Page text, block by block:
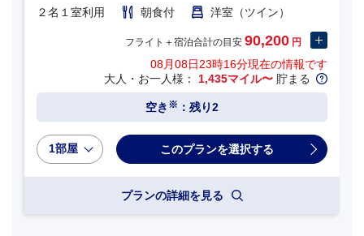
２名１室利用 朝食付 洋室（ツイン）
フライト＋宿泊合計の目安 90,200 円
08月08日23時16分現在の情報です
大人・お一人様： 1,435マイル〜 貯まる
空き ※ ：残り2
1部屋
プランの詳細を見る